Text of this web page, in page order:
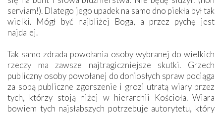
serviam!). Dlatego jego upadek na samo dno piekła był tak
wielki. Mógł być najbliżej Boga, a przez pychę jest
najdalej.
Tak samo zdrada powołania osoby wybranej do wielkich
rzeczy ma zawsze najtragiczniejsze skutki. Grzech
publiczny osoby powołanej do doniosłych spraw pociąga
za sobą publiczne zgorszenie i grozi utratą wiary przez
tych, którzy stoją niżej w hierarchii Kościoła. Wiara
bowiem tych najsłabszych potrzebuje autorytetu, który